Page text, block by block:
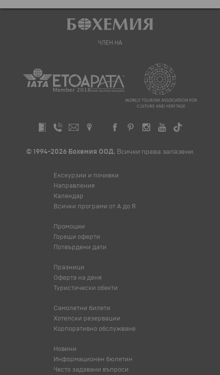
ЧЛЕН НА
© 1994-2026 Бохемия ООД. Всички права запазени.
Екскурзии и почивки
Направления
Календар
Всички програми от А до Я
Промоции
Горещи оферти
Потвърдени дати
Празници
Оферта на деня
Туристически обекти
Самолетни билети
Хотелски резервации
Корпоративно обслужване
Новини
Информационен бюлетин
Често задавани въпроси